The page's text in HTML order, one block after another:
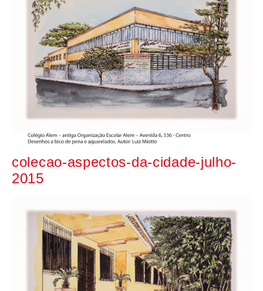
colecao-aspectos-da-cidade-julho-
2015